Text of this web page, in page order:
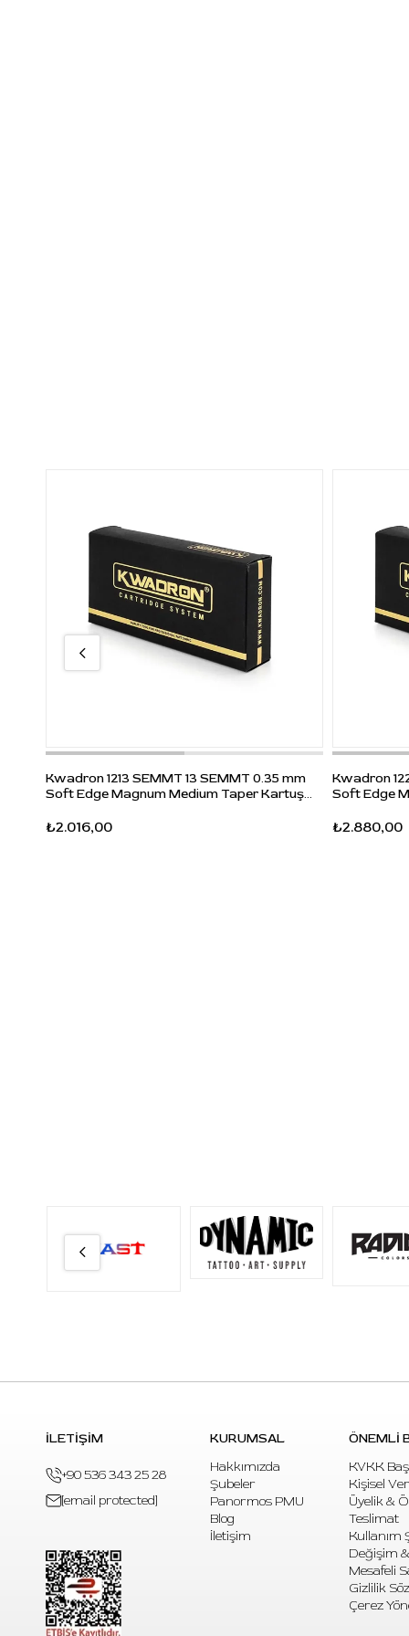
Kwadron 1213 SEMMT 13 SEMMT 0.35 mm
Soft Edge Magnum Medium Taper Kartuş
₺2.016,00
Kwadron
Soft Edge
₺2.880,00
İLETİŞİM
+90 536 343 25 28
[email protected]
KURUMSAL
Hakkımızda
Şubeler
Panormos PMU
Blog
İletişim
ÖNEMLİ
KVKK
Kişisel
Üyelik &
Teslimat
Kullanım
Değişim
Mesafeli
Gizlilik
Çerez